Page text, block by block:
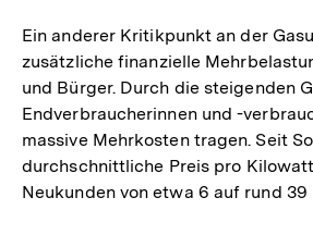
Ein anderer Kritikpunkt an der
zusätzliche finanzielle
und Bürger. Durch die steigenden
Endverbraucherinnen und -
massive Mehrkosten tragen. Seit
durchschnittliche Preis pro
Neukunden von etwa 6 auf rund